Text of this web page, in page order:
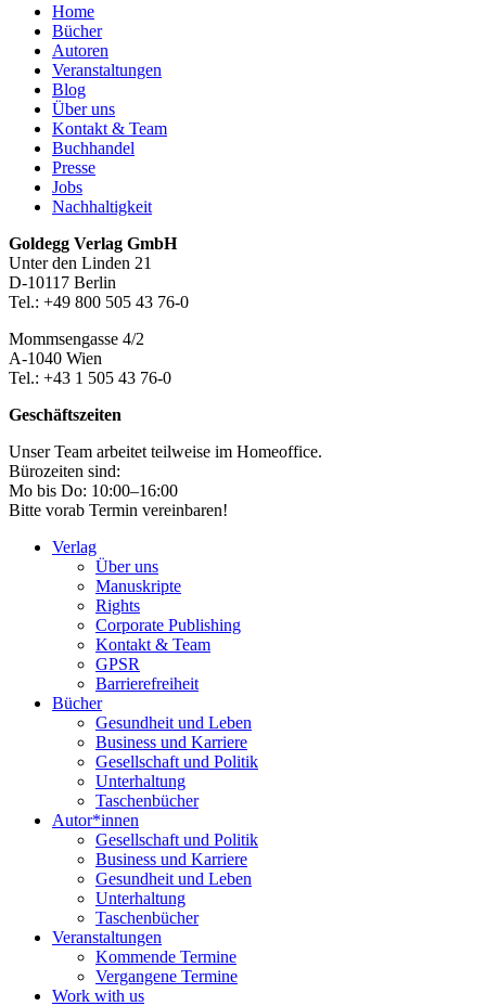
Home
Bücher
Autoren
Veranstaltungen
Blog
Über uns
Kontakt & Team
Buchhandel
Presse
Jobs
Nachhaltigkeit
Footer-
Section
Goldegg Verlag GmbH
Unter den Linden 21
D-10117 Berlin
Tel.: +49 800 505 43 76-0
Mommsengasse 4/2
A-1040 Wien
Tel.: +43 1 505 43 76-0
Geschäftszeiten
Unser Team arbeitet teilweise im Homeoffice.
Bürozeiten sind:
Mo bis Do: 10:00–16:00
Bitte vorab Termin vereinbaren!
Verlag
Über uns
Manuskripte
Rights
Corporate Publishing
Kontakt & Team
GPSR
Barrierefreiheit
Bücher
Gesundheit und Leben
Business und Karriere
Gesellschaft und Politik
Unterhaltung
Taschenbücher
Autor*innen
Gesellschaft und Politik
Business und Karriere
Gesundheit und Leben
Unterhaltung
Taschenbücher
Veranstaltungen
Kommende Termine
Vergangene Termine
Work with us